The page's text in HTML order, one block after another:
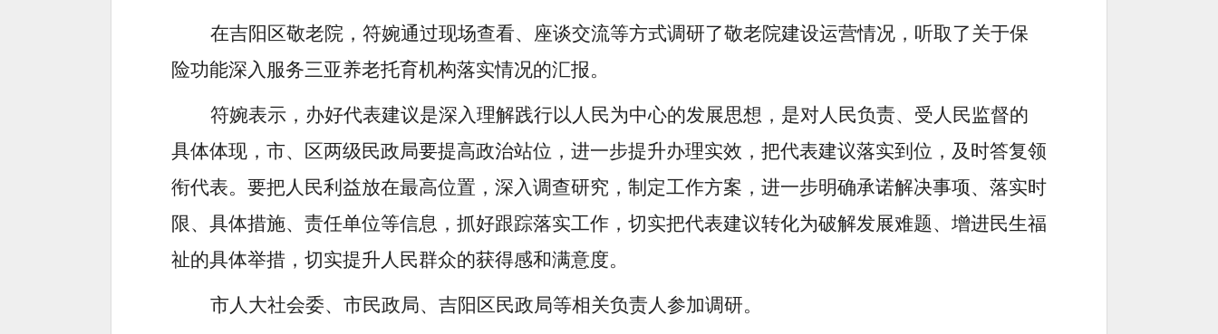
在吉阳区敬老院，符婉通过现场查看、座谈交流等方式调研了敬老院建设运营情况，听取了关于保
险功能深入服务三亚养老托育机构落实情况的汇报。
符婉表示，办好代表建议是深入理解践行以人民为中心的发展思想，是对人民负责、受人民监督的
具体体现，市、区两级民政局要提高政治站位，进一步提升办理实效，把代表建议落实到位，及时答复领
衔代表。要把人民利益放在最高位置，深入调查研究，制定工作方案，进一步明确承诺解决事项、落实时
限、具体措施、责任单位等信息，抓好跟踪落实工作，切实把代表建议转化为破解发展难题、增进民生福
祉的具体举措，切实提升人民群众的获得感和满意度。
市人大社会委、市民政局、吉阳区民政局等相关负责人参加调研。